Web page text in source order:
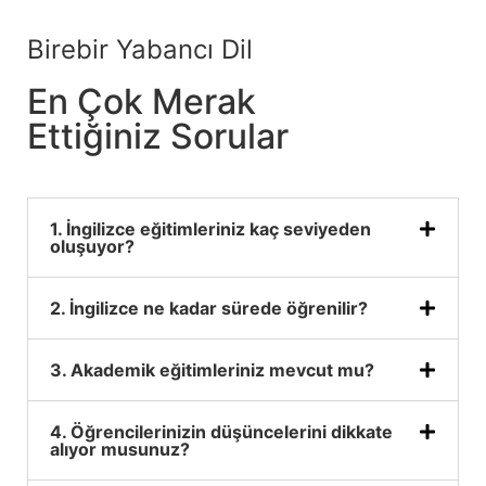
Birebir Yabancı Dil
En Çok Merak
Ettiğiniz Sorular
1. İngilizce eğitimleriniz kaç seviyeden
oluşuyor?
2. İngilizce ne kadar sürede öğrenilir?
3. Akademik eğitimleriniz mevcut mu?
4. Öğrencilerinizin düşüncelerini dikkate
alıyor musunuz?